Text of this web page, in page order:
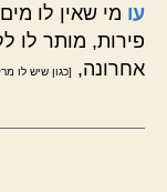
עו מי שאין לו
פירות, מותר לו
אחרונה,
[כגון שיש לו